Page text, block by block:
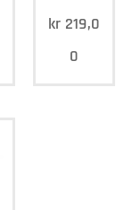
kr 219,0
0